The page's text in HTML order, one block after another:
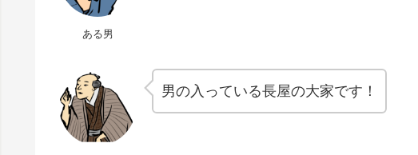
ある男
男の入っている長屋の大家です！